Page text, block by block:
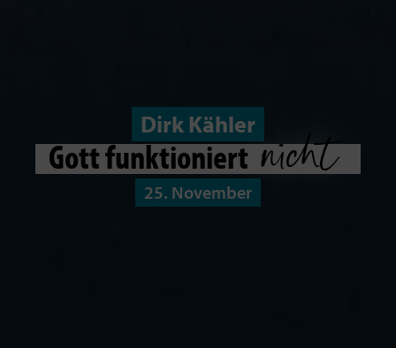
Dirk Kähler
Gott funktioniert nicht
25. November